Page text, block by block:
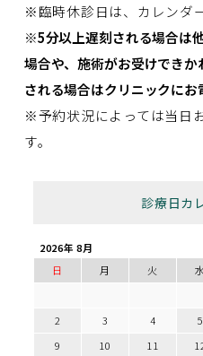
※臨時休診日は、カレンダ
※5分以上遅刻される場合は
場合や、施術がお受けでき
される場合はクリニックにお
※予約状況によっては当日
す。
診療日カ
2026年 8月
日
月 火 水
2
3 4 5
9
10 11